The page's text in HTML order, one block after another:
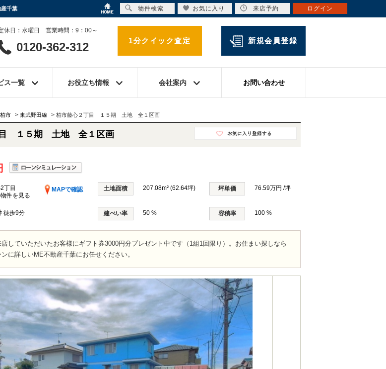
千葉
休日：水曜日 営業時間：9：00～
0120-362-312 1分クイック査定 新規会員登録
ス一覧 お役立ち情報 会社案内 お問い合わせ
柏市 > 東武野田線 > 柏市藤心２丁目 １５期 土地 全１区画
目 １５期 土地 全１区画
丁目
MAPで確認
件を見る
土地面積 207.08m² (62.64坪) 坪単価 76.59万円 /坪
徒歩9分 建ぺい率 50 % 容積率 100 %
店していただいたお客様にギフト券3000円分プレゼント中です（1組1回限り）。お住まい探しなら
ンに詳しいME不動産千葉にお任せください。
物件検索 お気に入り 来店予約 ログイン